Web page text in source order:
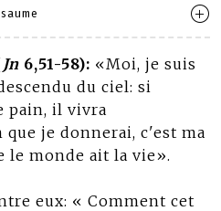
Jn 6,51-58): «Moi, je suis
du ciel: si
pain, il vivra
je donnerai, c'est ma
le monde ait la vie».
eux: « Comment cet